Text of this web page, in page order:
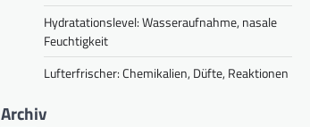
Hydratationslevel: Wasseraufnahme, nasale
Feuchtigkeit
Lufterfrischer: Chemikalien, Düfte, Reaktionen
Archiv